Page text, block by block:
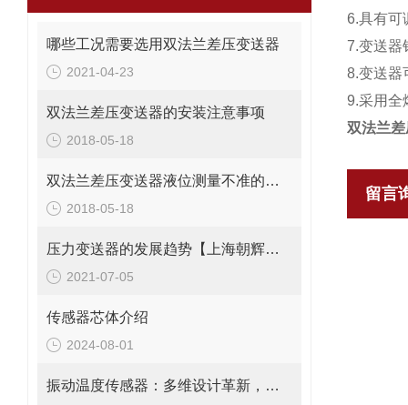
哪些工况需要选用双法兰差压变送器
2021-04-23
双法兰差压变送器的安装注意事项
2018-05-18
双法兰差压变送器液位测量不准的解决方法
2018-05-18
压力变送器的发展趋势【上海朝辉压力传感器】
2021-07-05
传感器芯体介绍
2024-08-01
振动温度传感器：多维设计革新，赋能精准监测新高度
6.具有可
7.变送器
8.变送器
9.采用全
双法兰
留言